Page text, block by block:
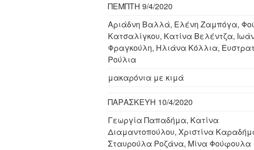
ΠΕΜΠΤΗ 9/4/2020
Αριάδνη Βαλλά, Ελένη Ζαμπόγα,
Κατσαλίγκου, Κατίνα Βελέντζα,
Φραγκούλη, Ηλιάνα Κόλλια,
Ρούλια
μακαρόνια με κιμά
ΠΑΡΑΣΚΕΥΗ 10/4/2020
Γεωργία Παπαδήμα, Κατίνα
Διαμαντοπούλου, Χριστίνα
Σταυρούλα Ροζάνα, Μίνα Φούφουλα